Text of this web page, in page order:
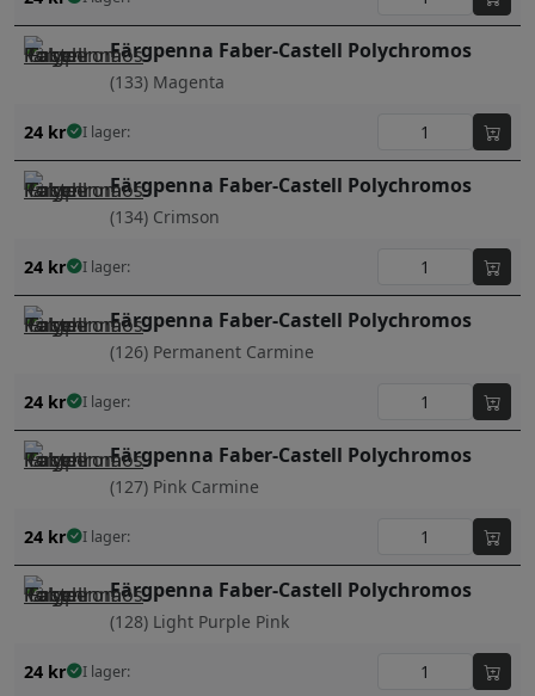
Färgpenna Faber-Castell Polychromos
(133) Magenta
24 kr I lager:
Färgpenna Faber-Castell Polychromos
(134) Crimson
24 kr I lager:
Färgpenna Faber-Castell Polychromos
(126) Permanent Carmine
24 kr I lager:
Färgpenna Faber-Castell Polychromos
(127) Pink Carmine
24 kr I lager:
Färgpenna Faber-Castell Polychromos
(128) Light Purple Pink
24 kr I lager: